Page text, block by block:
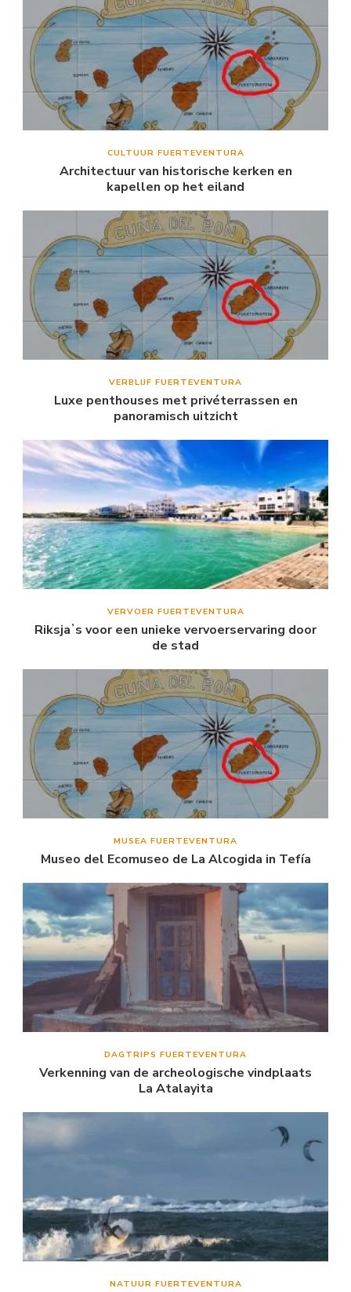
CULTUUR FUERTEVENTURA
Architectuur van historische kerken en
kapellen op het eiland
VERBLIJF FUERTEVENTURA
Luxe penthouses met privéterrassen en
panoramisch uitzicht
VERVOER FUERTEVENTURA
Riksjaʼs voor een unieke vervoerservaring door
de stad
MUSEA FUERTEVENTURA
Museo del Ecomuseo de La Alcogida in Tefía
DAGTRIPS FUERTEVENTURA
Verkenning van de archeologische vindplaats
La Atalayita
NATUUR FUERTEVENTURA